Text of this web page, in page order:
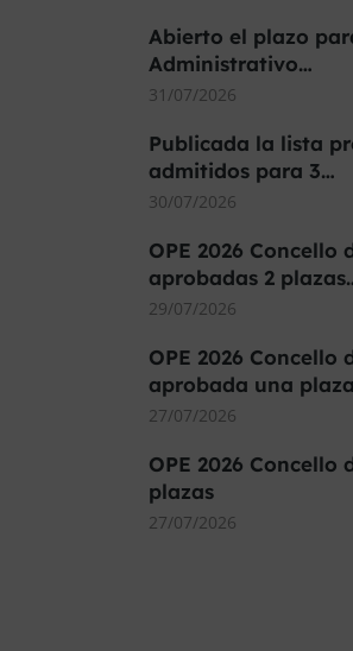
Abierto el plazo
Administrativo…
31/07/2026
Publicada la lista
admitidos para 3…
30/07/2026
OPE 2026 Concello
aprobadas 2
29/07/2026
OPE 2026 Concello
aprobada una
27/07/2026
OPE 2026 Concello
plazas
27/07/2026